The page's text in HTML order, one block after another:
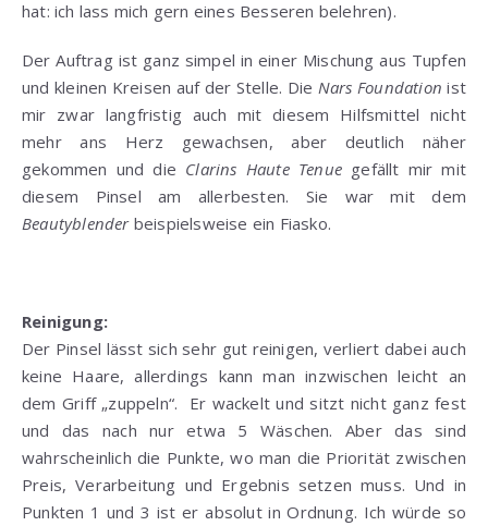
hat: ich lass mich gern eines Besseren belehren).
Der Auftrag ist ganz simpel in einer Mischung aus Tupfen
und kleinen Kreisen auf der Stelle. Die Nars Foundation ist
mir zwar langfristig auch mit diesem Hilfsmittel nicht
mehr ans Herz gewachsen, aber deutlich näher
gekommen und die Clarins Haute Tenuegefällt mir mit
diesem Pinsel am allerbesten. Sie war mit dem
Beautyblenderbeispielsweise ein Fiasko.
Reinigung:
Der Pinsel lässt sich sehr gut reinigen, verliert dabei auch
keine Haare, allerdings kann man inzwischen leicht an
dem Griff „zuppeln“. Er wackelt und sitzt nicht ganz fest
und das nach nur etwa 5 Wäschen. Aber das sind
wahrscheinlich die Punkte, wo man die Priorität zwischen
Preis, Verarbeitung und Ergebnis setzen muss. Und in
Punkten 1 und 3 ist er absolut in Ordnung. Ich würde so